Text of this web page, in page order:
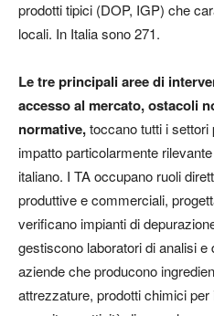
prodotti tipici (DOP, IGP) che
locali. In Italia sono 271.
Le tre principali aree di
accesso al mercato, ostacoli
normative,toccano tutti i
impatto particolarmente
italiano. I TA occupano ruoli
produttive e commerciali,
verificano impianti di
gestiscono laboratori di analisi
aziende che producono
attrezzature, prodotti chimici